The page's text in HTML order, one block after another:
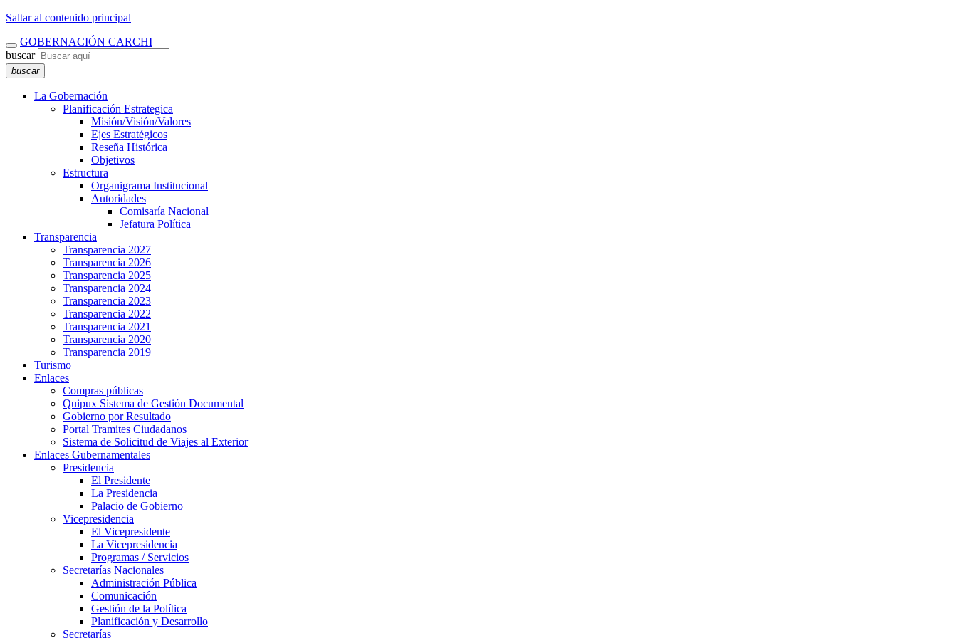
Saltar al contenido principal
GOBERNACIÓN CARCHI
buscar
buscar
La Gobernación
Planificación Estrategica
Misión/Visión/Valores
Ejes Estratégicos
Reseña Histórica
Objetivos
Estructura
Organigrama Institucional
Autoridades
Comisaría Nacional
Jefatura Política
Transparencia
Transparencia 2027
Transparencia 2026
Transparencia 2025
Transparencia 2024
Transparencia 2023
Transparencia 2022
Transparencia 2021
Transparencia 2020
Transparencia 2019
Turismo
Enlaces
Compras públicas
Quipux Sistema de Gestión Documental
Gobierno por Resultado
Portal Tramites Ciudadanos
Sistema de Solicitud de Viajes al Exterior
Enlaces Gubernamentales
Presidencia
El Presidente
La Presidencia
Palacio de Gobierno
Vicepresidencia
El Vicepresidente
La Vicepresidencia
Programas / Servicios
Secretarías Nacionales
Administración Pública
Comunicación
Gestión de la Política
Planificación y Desarrollo
Secretarías